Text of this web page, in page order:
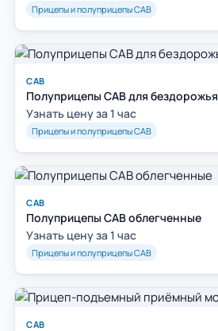
Прицепы и полуприцепы САВ
САВ
Полуприцепы САВ для бездорожья
Узнать цену за 1 час
Прицепы и полуприцепы САВ
САВ
Полуприцепы САВ облегченные
Узнать цену за 1 час
Прицепы и полуприцепы САВ
САВ